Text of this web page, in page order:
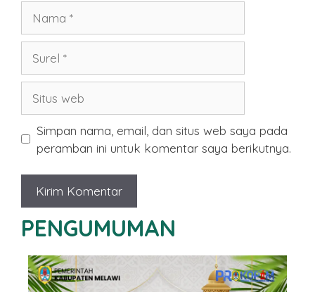
web
Simpan nama, email, dan situs web saya pada
peramban ini untuk komentar saya berikutnya.
PENGUMUMAN